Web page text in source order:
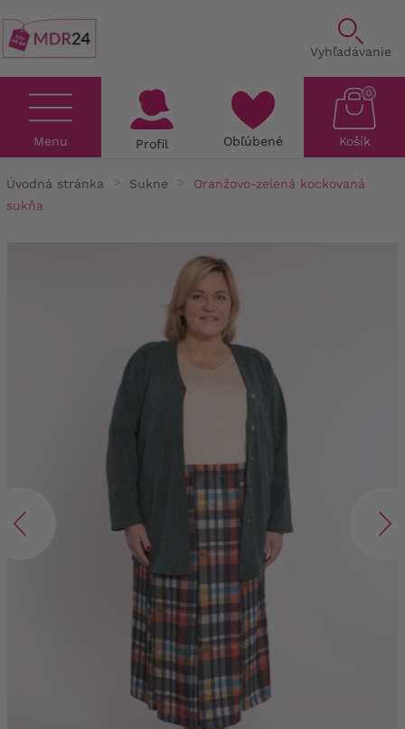
Vyhľadávanie
Menu Profil Obľúbené Košík
0
Úvodná stránka Sukne
Oranžovo-zelená kockovaná
sukňa